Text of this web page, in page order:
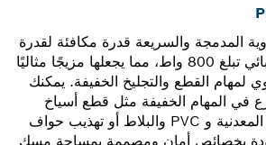
المدمجة والسريعة قدرة مكافئة لقدرة
أداة عاملة بسلك كهربائي تبلغ 800 واط، مما يجعلها مزيجًا مثاليًا
لمهام القطع والتجليخ الخفيفة. يمكنك
في المهام الخفيفة مثل قطع أسياخ
حديد التسليح والألواح المعدنية و PVC والبلاط أو تهذيب حواف
بخصائص أمان ومصممة بمساحة مسك